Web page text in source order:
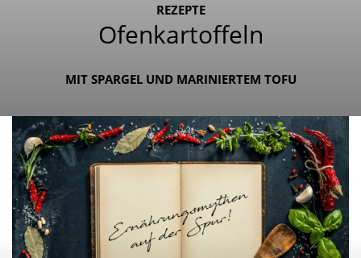
REZEPTE
Ofenkartoffeln
MIT SPARGEL UND MARINIERTEM TOFU